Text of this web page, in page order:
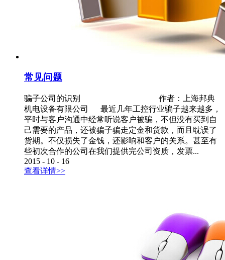
常见问题
骗子公司的识别 作者：上海邦典
机电设备有限公司 最近几年工控行业骗子越来越多，
平时与客户沟通中经常听说客户被骗，不但没有买到自
己需要的产品，还被骗子骗走定金和货款，而且耽误了
货期。不仅损失了金钱，还影响和客户的关系。甚至有
些初次合作的公司在我们提供完公司资质，发票...
2015 - 10 - 16
查看详情>>